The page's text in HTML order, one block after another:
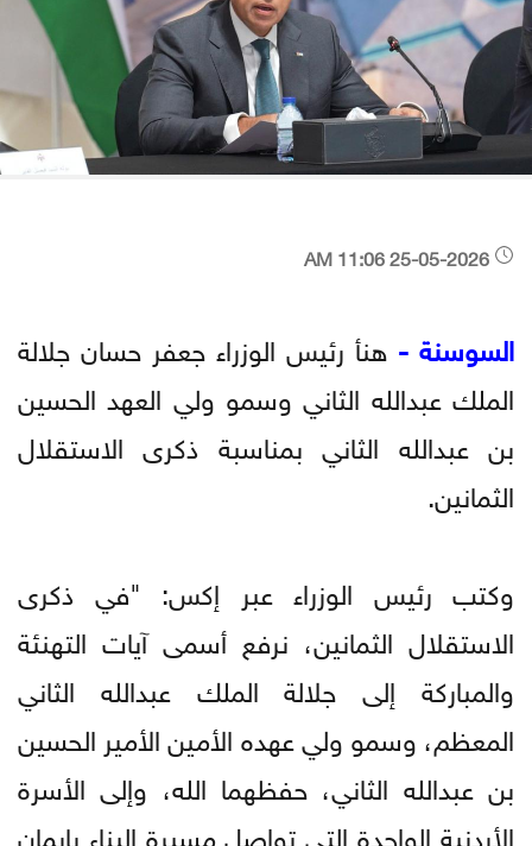
السوسنة - هنأ رئيس الوزراء جعفر حسان جلالة
الملك عبدالله الثاني وسمو ولي العهد الحسين
بن عبدالله الثاني بمناسبة ذكرى الاستقلال
الثمانين.
وكتب رئيس الوزراء عبر إكس: "في ذكرى
الاستقلال الثمانين، نرفع أسمى آيات التهنئة
والمباركة إلى جلالة الملك عبدالله الثاني
المعظم، وسمو ولي عهده الأمين الأمير الحسين
بن عبدالله الثاني، حفظهما الله، وإلى الأسرة
الأردنية الواحدة التي تواصل مسيرة البناء بإيمان